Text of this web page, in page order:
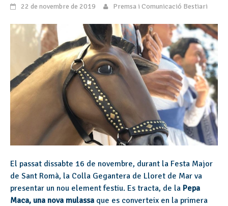
22 de novembre de 2019 Premsa i Comunicació Bestiari
El passat dissabte 16 de novembre, durant la Festa Major
de Sant Romà, la Colla Gegantera de Lloret de Mar va
presentar un nou element festiu. Es tracta, de la Pepa
Maca, una nova mulassa que es converteix en la primera